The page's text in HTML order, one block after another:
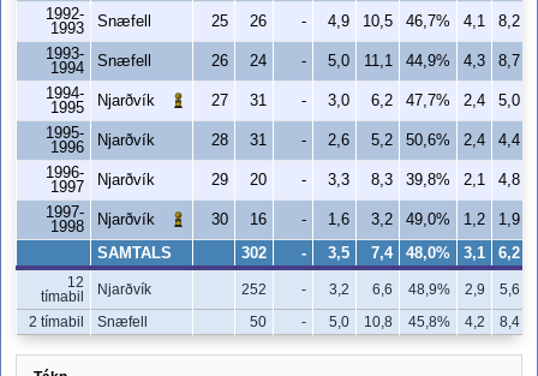
1992-
1993
Snæfell 25 26 - 4,9 10,5 46,7% 4,1 8,2
1993-
1994
Snæfell 26 24 - 5,0 11,1 44,9% 4,3 8,7
1994-
1995
Njarðvík 27 31 - 3,0 6,2 47,7% 2,4 5,0
1995-
1996
Njarðvík 28 31 - 2,6 5,2 50,6% 2,4 4,4
1996-
1997
Njarðvík 29 20 - 3,3 8,3 39,8% 2,1 4,8
1997-
1998
Njarðvík 30 16 - 1,6 3,2 49,0% 1,2 1,9
SAMTALS 302 - 3,5 7,4 48,0% 3,1 6,2
12
tímabil
Njarðvík 252 - 3,2 6,6 48,9% 2,9 5,6
2 tímabil
Snæfell 50 - 5,0 10,8 45,8% 4,2 8,4